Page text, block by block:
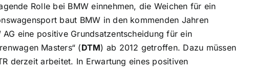
Rolle bei BMW einnehmen, die Weichen für ein
baut BMW in den kommenden Jahren
eine positive Grundsatzentscheidung für ein
Masters“ (DTM) ab 2012 getroffen. Dazu müssen
derzeit arbeitet. In Erwartung eines positiven